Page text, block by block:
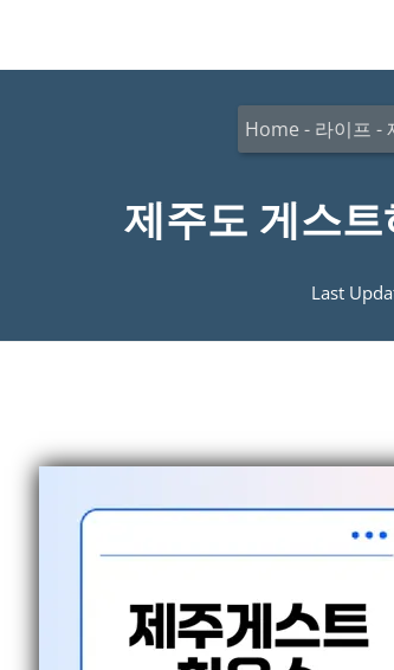
Home - 라이프 -
제주도 게스
Last